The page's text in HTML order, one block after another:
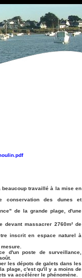
beaucoup travaillé à la mise en
conservation des dunes et
de la grande plage, d'une
massacrer 2760m² de
inscrit en espace naturel à
d'un poste de surveillance,
les dépots de galets dans les
plage, c'est qu'il y a moins de
va accélérer le phénomène.